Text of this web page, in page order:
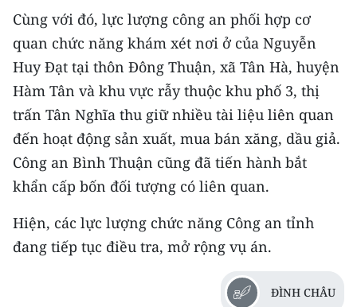
Cùng với đó, lực lượng công an phối hợp cơ
quan chức năng khám xét nơi ở của Nguyễn
Huy Đạt tại thôn Đông Thuận, xã Tân Hà, huyện
Hàm Tân và khu vực rẫy thuộc khu phố 3, thị
trấn Tân Nghĩa thu giữ nhiều tài liệu liên quan
đến hoạt động sản xuất, mua bán xăng, dầu giả.
Công an Bình Thuận cũng đã tiến hành bắt
khẩn cấp bốn đối tượng có liên quan.
Hiện, các lực lượng chức năng Công an tỉnh
đang tiếp tục điều tra, mở rộng vụ án.
ĐÌNH CHÂU